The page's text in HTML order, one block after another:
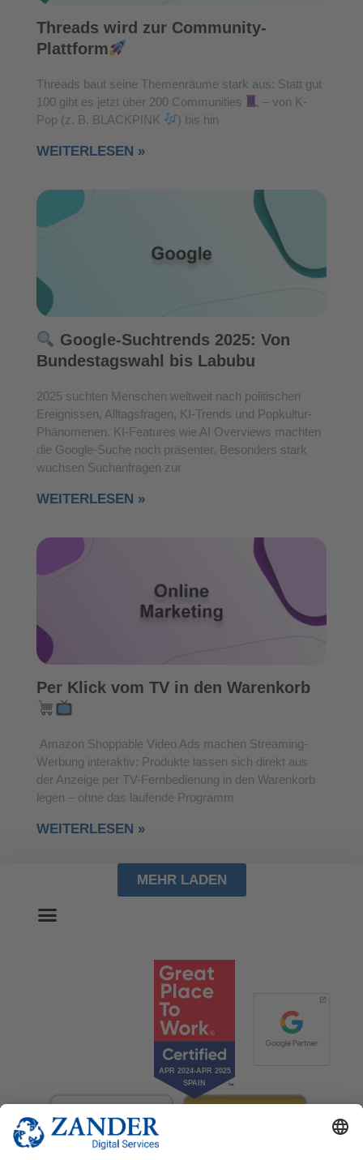
Threads wird zur Community-
Plattform
Threads baut seine Themenräume stark aus: Statt gut
100 gibt es jetzt über 200 Communities
– von K-
Pop (z. B. BLACKPINK
) bis hin
WEITERLESEN »
Google-Suchtrends 2025: Von
Bundestagswahl bis Labubu
2025 suchten Menschen weltweit nach politischen
Ereignissen, Alltagsfragen, KI-Trends und Popkultur-
Phänomenen. KI-Features wie AI Overviews machten
die Google-Suche noch präsenter. Besonders stark
wuchsen Suchanfragen zur
WEITERLESEN »
Per Klick vom TV in den Warenkorb
Amazon Shoppable Video Ads machen Streaming-
Werbung interaktiv: Produkte lassen sich direkt aus
der Anzeige per TV-Fernbedienung in den Warenkorb
legen – ohne das laufende Programm
WEITERLESEN »
MEHR LADEN